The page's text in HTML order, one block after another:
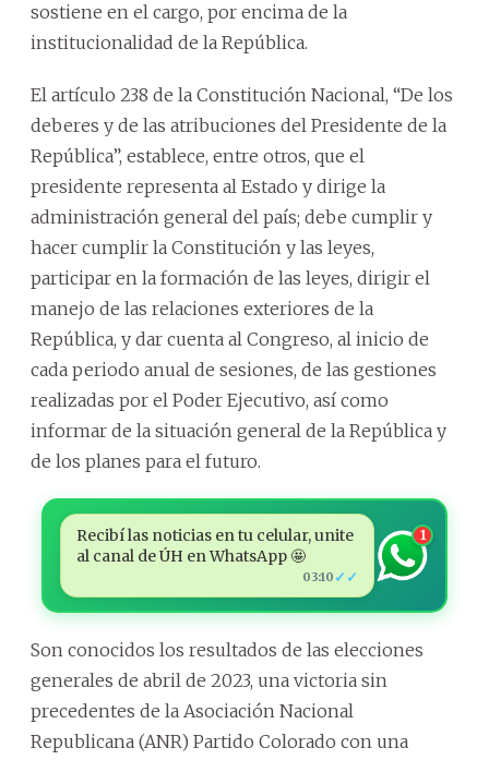
sostiene en el cargo, por encima de la
institucionalidad de la República.
El artículo 238 de la Constitución Nacional, “De los
deberes y de las atribuciones del Presidente de la
República”, establece, entre otros, que el
presidente representa al Estado y dirige la
administración general del país; debe cumplir y
hacer cumplir la Constitución y las leyes,
participar en la formación de las leyes, dirigir el
manejo de las relaciones exteriores de la
República, y dar cuenta al Congreso, al inicio de
cada periodo anual de sesiones, de las gestiones
realizadas por el Poder Ejecutivo, así como
informar de la situación general de la República y
de los planes para el futuro.
Recibí las noticias en tu celular, unite
al canal de ÚH en WhatsApp 🤩
03:10 ✓✓
1
Son conocidos los resultados de las elecciones
generales de abril de 2023, una victoria sin
precedentes de la Asociación Nacional
Republicana (ANR) Partido Colorado con una